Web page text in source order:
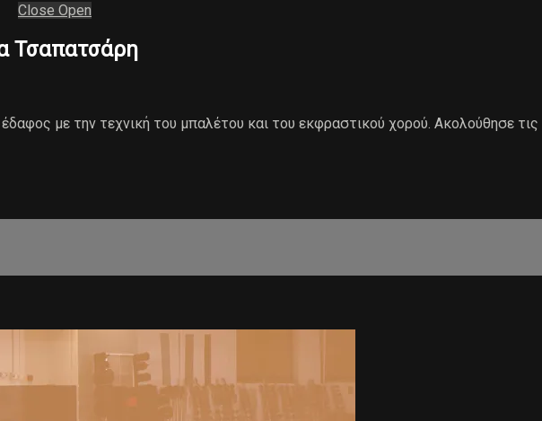
Close Open
Τσαπατσάρη
με την τεχνική του μπαλέτου και του εκφραστικού χορού. Ακολούθησε